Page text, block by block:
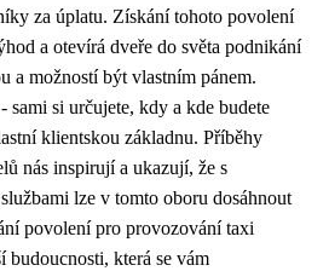
za úplatu. Získání tohoto povolení
a otevírá dveře do světa podnikání
a možností být vlastním pánem.
sami si určujete, kdy a kde budete
klientskou základnu. Příběhy
nás inspirují a ukazují, že s
lze v tomto oboru dosáhnout
povolení pro provozování taxi
budoucnosti, která se vám